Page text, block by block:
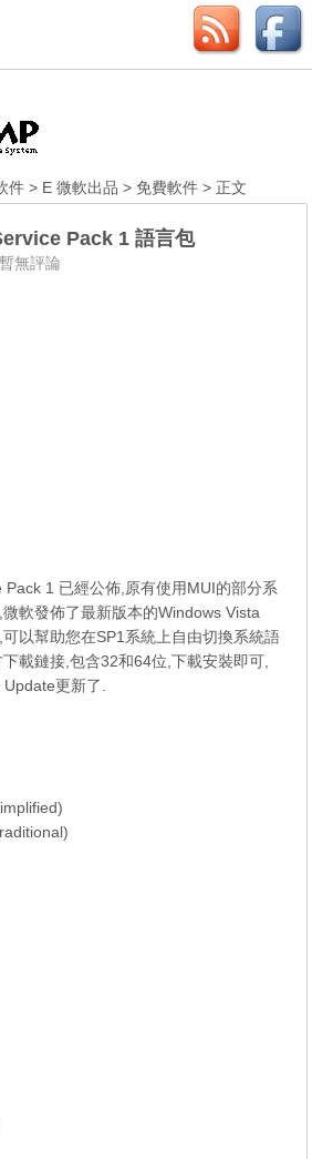
件 > E 微軟出品 >免費軟件 > 正文
Pack 1 語言包
暫無評論
1 已經公佈,原有使用MUI的部分系
軟發佈了最新版本的Windows Vista
以幫助您在SP1系統上自由切換系統語
載鏈接,包含32和64位,下載安裝即可,
更新了.